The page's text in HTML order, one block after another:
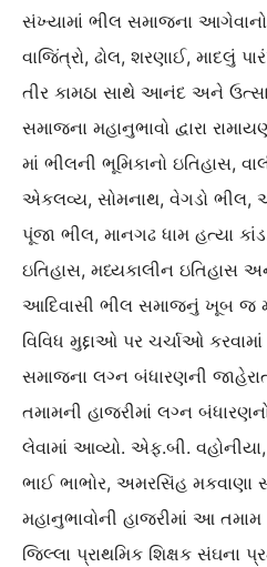
સંખ્યામાં ભીલ સમાજના
વાજિંત્રો, ઢોલ, શરણાઈ, માદલું
તીર કામઠા સાથે આનંદ અને
સમાજના મહાનુભાવો દ્વારા
માં ભીલની ભૂમિકાનો ઇતિહાસ,
એકલવ્ય, સોમનાથ, વેગડો ભીલ,
પૂંજા ભીલ, માનગઢ ધામ હત્યા
ઇતિહાસ, મધ્યકાલીન ઇતિહાસ
આદિવાસી ભીલ સમાજનું ખૂબ જ
વિવિધ મુદ્દાઓ પર ચર્ચાઓ
સમાજના લગ્ન બંધારણની
તમામની હાજરીમાં લગ્ન
લેવામાં આવ્યો. એફ.બી. વહોનીયા,
ભાઈ ભાભોર, અમરસિંહ મકવાણા
મહાનુભાવોની હાજરીમાં આ
જિલ્લા પ્રાથમિક શિક્ષક